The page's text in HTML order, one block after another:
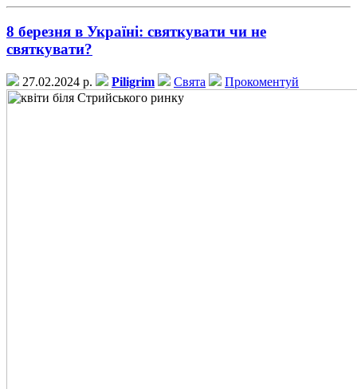
8 березня в Україні: святкувати чи не
святкувати?
27.02.2024 р. Piligrim Свята Прокоментуй